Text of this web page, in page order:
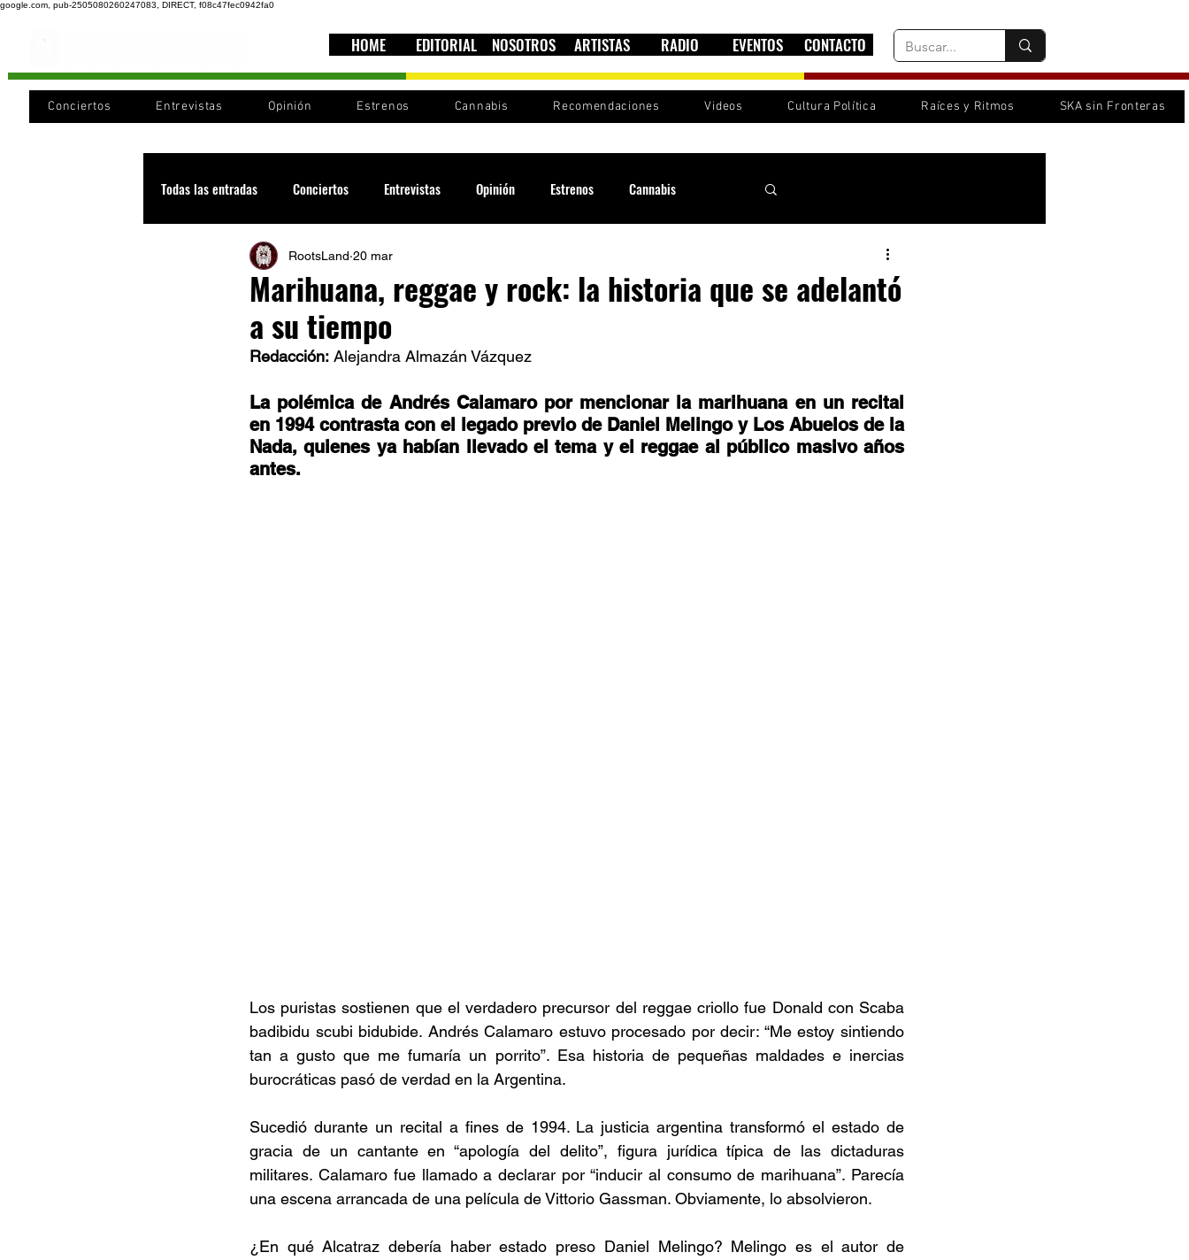
google.com, pub-2505080260247083, DIRECT, f08c47fec0942fa0
HOME EDITORIAL NOSOTROS ARTISTAS RADIO EVENTOS CONTACTO
Conciertos Entrevistas Opinión Estrenos Cannabis Recomendaciones Videos Cultura Política Raíces y Ritmos SKA sin Fronteras
Todas las entradas Conciertos Entrevistas Opinión Estrenos Cannabis
Recomendaciones Videos
Cultura Cobertura
Documentales Podcast Rastafari Fuera del reggae ANCOP
Conociendo Reggae
Marihuana, reggae y rock: la historia que se adelantó
a su tiempo
RootsLand 20 mar
Redacción: Alejandra Almazán Vázquez
La polémica de Andrés Calamaro por mencionar la marihuana en un recital
en 1994 contrasta con el legado previo de Daniel Melingo y Los Abuelos de la
Nada, quienes ya habían llevado el tema y el reggae al público masivo años
antes.
Los puristas sostienen que el verdadero precursor del reggae criollo fue Donald con Scaba
badibidu scubi bidubide. Andrés Calamaro estuvo procesado por decir: “Me estoy sintiendo
tan a gusto que me fumaría un porrito”. Esa historia de pequeñas maldades e inercias
burocráticas pasó de verdad en la Argentina.
Sucedió durante un recital a fines de 1994. La justicia argentina transformó el estado de
gracia de un cantante en “apología del delito”, figura jurídica típica de las dictaduras
militares. Calamaro fue llamado a declarar por “inducir al consumo de marihuana”. Parecía
una escena arrancada de una película de Vittorio Gassman. Obviamente, lo absolvieron.
¿En qué Alcatraz debería haber estado preso Daniel Melingo? Melingo es el autor de